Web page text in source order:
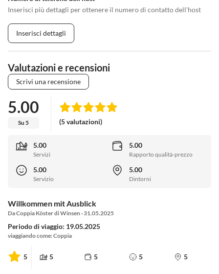
Inserisci più dettagli per ottenere il numero di contatto dell'host
Inserisci dettagli
Valutazioni e recensioni
Scrivi una recensione
5.00
Su 5 (5 valutazioni)
5.00
Servizi
5.00
Rapporto qualità-prezzo
5.00
Servizio
5.00
Dintorni
Willkommen mit Ausblick
Da Coppia Köster di Winsen · 31.05.2025
Periodo di viaggio: 19.05.2025
viaggiando come: Coppia
5 5 5 5 5